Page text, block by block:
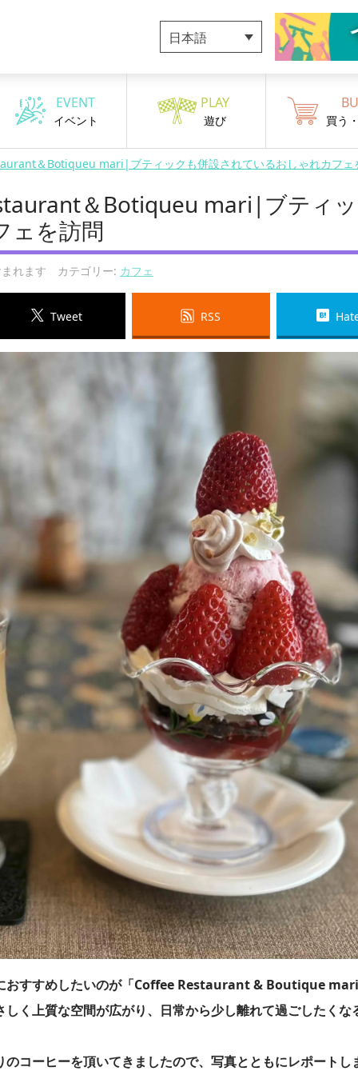
日本語
EVENT
イベント
PLAY
遊び 買う
＆Botiqueu mari|ブティックも併設されているおしゃれカフェ
＆Botiqueu mari|ブティ
ェを訪問
れます カテゴリー: カフェ
Tweet RSS
おすすめしたいのが「Coffee Restaurant & Boutique
く上質な空間が広がり、日常から少し離れて過ごしたくな
コーヒーを頂いてきましたので、写真とともにレポートし